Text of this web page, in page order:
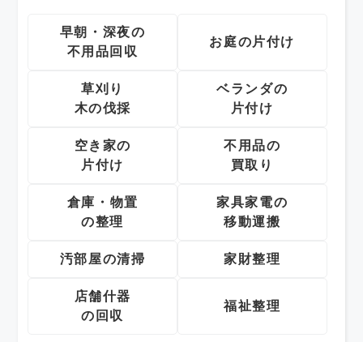
早朝・深夜の
不用品回収
お庭の片付け
草刈り
木の伐採
ベランダの
片付け
空き家の
片付け
不用品の
買取り
倉庫・物置
の整理
家具家電の
移動運搬
汚部屋の清掃 家財整理
店舗什器
の回収
福祉整理